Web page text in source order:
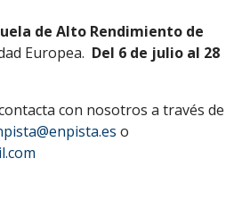
de Alto Rendimiento de
Europea. Del 6 de julio al 28
con nosotros a través de
o